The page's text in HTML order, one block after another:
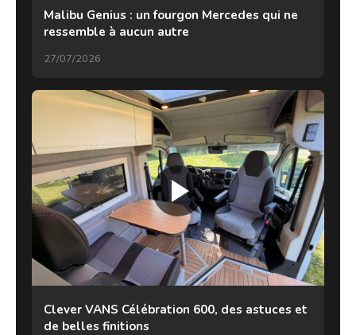
Malibu Genius : un fourgon Mercedes qui ne
ressemble à aucun autre
27/07/2026
Clever VANS Célébration 600, des astuces et
de belles finitions